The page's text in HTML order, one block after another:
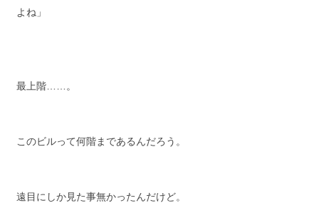
よね」
最上階……。
このビルって何階まであるんだろう。
遠目にしか見た事無かったんだけど。